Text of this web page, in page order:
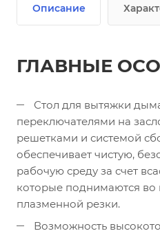
Описание
ГЛАВНЫЕ
Стол для вытяжки
переключателями на
решетками и системой
обеспечивает чистую,
рабочую среду за счет
которые поднимаются во
плазменной резки.
Возможность